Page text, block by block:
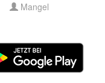
Mangel